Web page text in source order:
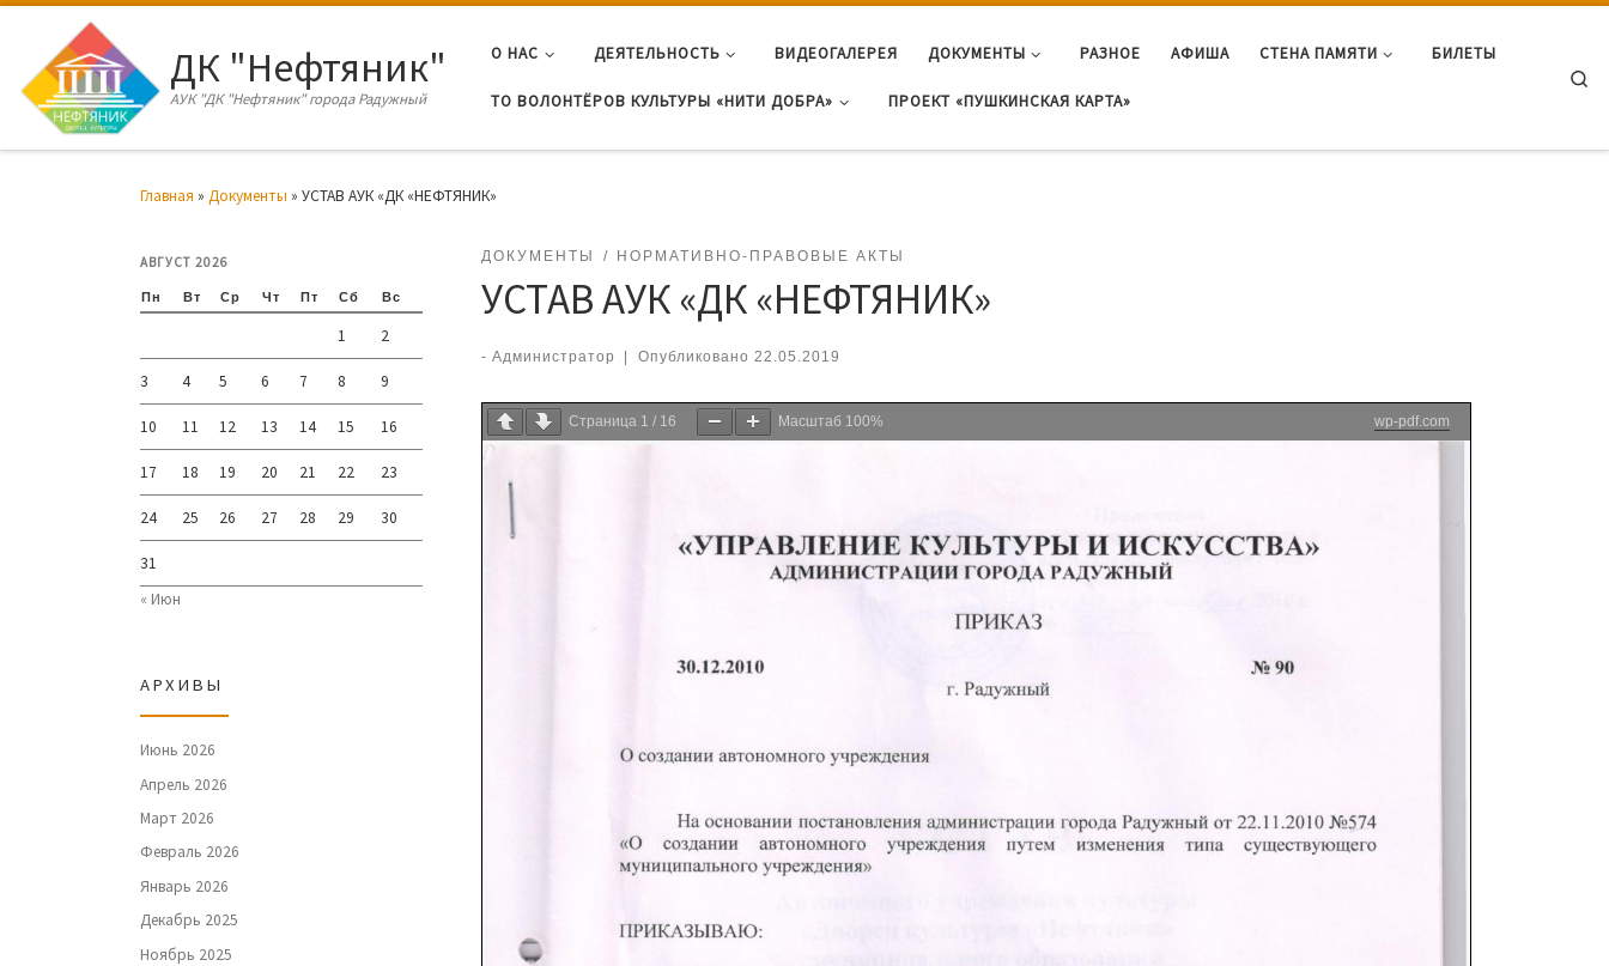
Перейти к содержимому
ДК "Нефтяник"
АУК "ДК "Нефтяник" города Радужный
О НАС ДЕЯТЕЛЬНОСТЬ ВИДЕОГАЛЕРЕЯ ДОКУМЕНТЫ РАЗНОЕ АФИША СТЕНА ПАМЯТИ БИЛЕТЫ
ТО ВОЛОНТЁРОВ КУЛЬТУРЫ «НИТИ ДОБРА» ПРОЕКТ «ПУШКИНСКАЯ КАРТА»
Главная » Документы » УСТАВ АУК «ДК «НЕФТЯНИК»
ДОКУМЕНТЫ НОРМАТИВНО-ПРАВОВЫЕ АКТЫ
УСТАВ АУК «ДК «НЕФТЯНИК»
- Администратор Опубликовано 22.05.2019
Страница 1 / 16 Масштаб 100% wp-pdf.com
АВГУСТ 2026
Пн Вт Ср Чт Пт Сб Вс
1 2
3 4 5 6 7 8 9
10 11 12 13 14 15 16
17 18 19 20 21 22 23
24 25 26 27 28 29 30
31
« Июн
АРХИВЫ
Июнь 2026
Апрель 2026
Март 2026
Февраль 2026
Январь 2026
Декабрь 2025
Ноябрь 2025